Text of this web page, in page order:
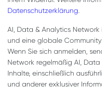
Datenschutzerklärung
AI, Data & Analytics
und eine globale
Wenn Sie sich anmelden,
Network regelmäßig AI,
Inhalte, einschließlich
und anderer exklusiver